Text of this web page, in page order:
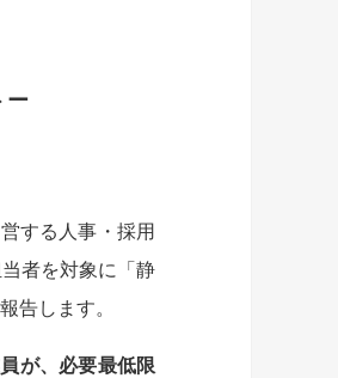
ー
する人事・採用
者を対象に「静
告します。
が、必要最低限